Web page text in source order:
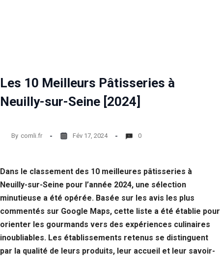
Les 10 Meilleurs Pâtisseries à
Neuilly-sur-Seine [2024]
By comli.fr Fév 17, 2024 0
Dans le classement des 10 meilleures pâtisseries à
Neuilly-sur-Seine pour l’année 2024, une sélection
minutieuse a été opérée. Basée sur les avis les plus
commentés sur Google Maps, cette liste a été établie pour
orienter les gourmands vers des expériences culinaires
inoubliables. Les établissements retenus se distinguent
par la qualité de leurs produits, leur accueil et leur savoir-